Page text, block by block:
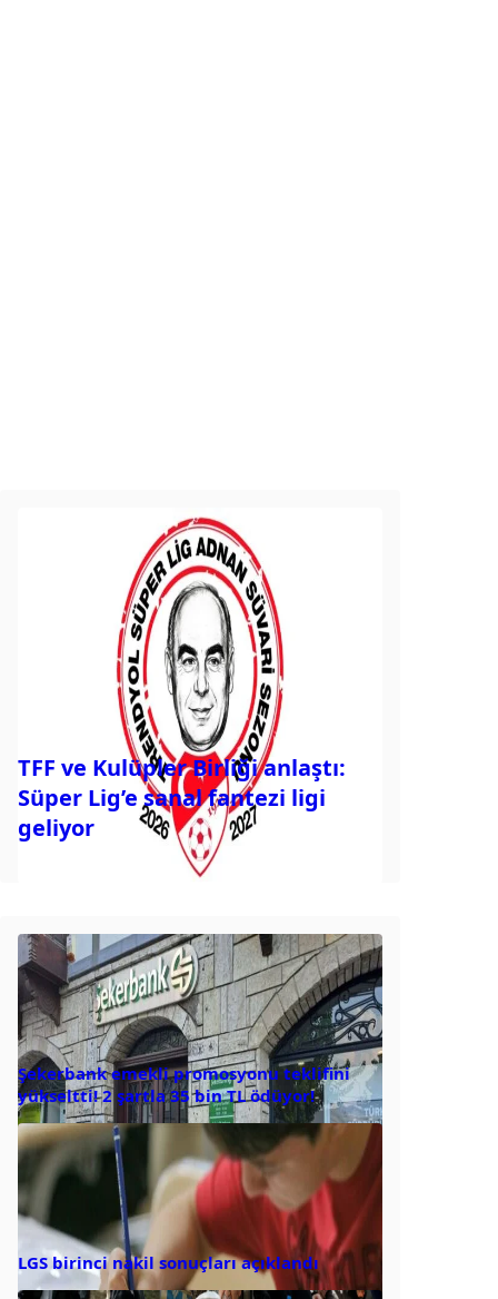
TFF ve Kulüpler Birliği anlaştı:
Süper Lig’e sanal fantezi ligi
geliyor
Şekerbank emekli promosyonu teklifini
yükseltti! 2 şartla 35 bin TL ödüyor!
LGS birinci nakil sonuçları açıklandı